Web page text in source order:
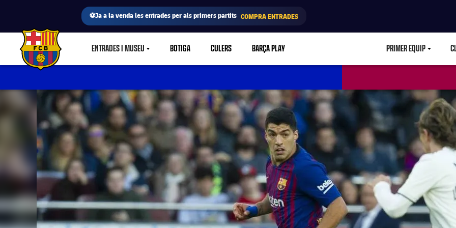
⚽Ja a la venda les entrades per als primers partits COMPRA ENTRADES
FC Barcelona club badge ENTRADES I MUSEULABEL.SHARE.CARETDOWN
BOTIGA CULERS BARÇA PLAY PRIMER EQUIP